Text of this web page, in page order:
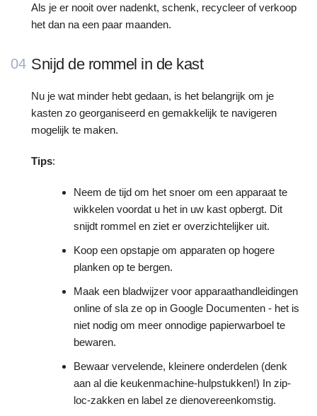
Als je er nooit over nadenkt, schenk, recycleer of verkoop
het dan na een paar maanden.
04 Snijd de rommel in de kast
Nu je wat minder hebt gedaan, is het belangrijk om je
kasten zo georganiseerd en gemakkelijk te navigeren
mogelijk te maken.
Tips:
Neem de tijd om het snoer om een apparaat te
wikkelen voordat u het in uw kast opbergt. Dit
snijdt rommel en ziet er overzichtelijker uit.
Koop een opstapje om apparaten op hogere
planken op te bergen.
Maak een bladwijzer voor apparaathandleidingen
online of sla ze op in Google Documenten - het is
niet nodig om meer onnodige papierwarboel te
bewaren.
Bewaar vervelende, kleinere onderdelen (denk
aan al die keukenmachine-hulpstukken!) In zip-
loc-zakken en label ze dienovereenkomstig.